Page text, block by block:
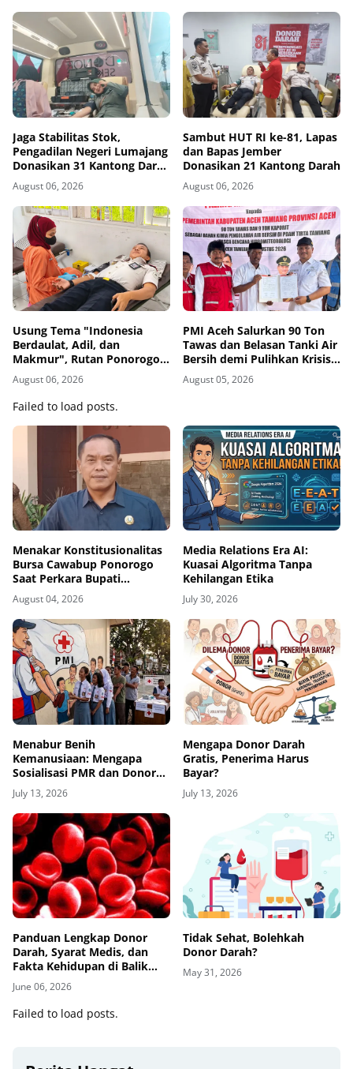
Jaga Stabilitas Stok,
Pengadilan Negeri Lumajang
Donasikan 31 Kantong Darah
Melalui PMI
August 06, 2026
Sambut HUT RI ke-81, Lapas
dan Bapas Jember
Donasikan 21 Kantong Darah
August 06, 2026
Usung Tema "Indonesia
Berdaulat, Adil, dan
Makmur", Rutan Ponorogo
Gelar Donor Darah
Kemanusiaan Sambut HUT
RI ke-81
August 06, 2026
PMI Aceh Salurkan 90 Ton
Tawas dan Belasan Tanki Air
Bersih demi Pulihkan Krisis
Air Pasca-Banjir di Aceh
Tamiang
August 05, 2026
Failed to load posts.
Menakar Konstitusionalitas
Bursa Cawabup Ponorogo
Saat Perkara Bupati
Nonaktif Belum Inkrah
August 04, 2026
Media Relations Era AI:
Kuasai Algoritma Tanpa
Kehilangan Etika
July 30, 2026
Menabur Benih
Kemanusiaan: Mengapa
Sosialisasi PMR dan Donor
Darah oleh PMI Adalah
Investasi Masa Depan
July 13, 2026
Mengapa Donor Darah
Gratis, Penerima Harus
Bayar?
July 13, 2026
Panduan Lengkap Donor
Darah, Syarat Medis, dan
Fakta Kehidupan di Balik
Setiap Tetesnya
June 06, 2026
Tidak Sehat, Bolehkah
Donor Darah?
May 31, 2026
Failed to load posts.